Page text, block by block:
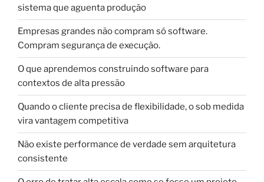
sistema que aguenta produção
Empresas grandes não compram só software.
Compram segurança de execução.
O que aprendemos construindo software para
contextos de alta pressão
Quando o cliente precisa de flexibilidade, o sob medida
vira vantagem competitiva
Não existe performance de verdade sem arquitetura
consistente